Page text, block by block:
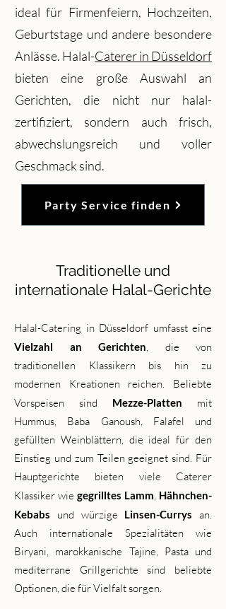
ideal für Firmenfeiern, Hochzeiten,
Geburtstage und andere besondere
Anlässe. Halal-Caterer in Düsseldorf
bieten eine große Auswahl an
Gerichten, die nicht nur halal-
zertifiziert, sondern auch frisch,
abwechslungsreich und voller
Geschmack sind.
Party Service finden
Traditionelle und
internationale Halal-Gerichte
Halal-Catering in Düsseldorf umfasst eine
Vielzahl an Gerichten, die von
traditionellen Klassikern bis hin zu
modernen Kreationen reichen. Beliebte
Vorspeisen sind Mezze-Platten mit
Hummus, Baba Ganoush, Falafel und
gefüllten Weinblättern, die ideal für den
Einstieg und zum Teilen geeignet sind. Für
Hauptgerichte bieten viele Caterer
Klassiker wie gegrilltes Lamm, Hähnchen-
Kebabs und würzige Linsen-Currys an.
Auch internationale Spezialitäten wie
Biryani, marokkanische Tajine, Pasta und
mediterrane Grillgerichte sind beliebte
Optionen, die für Vielfalt sorgen.